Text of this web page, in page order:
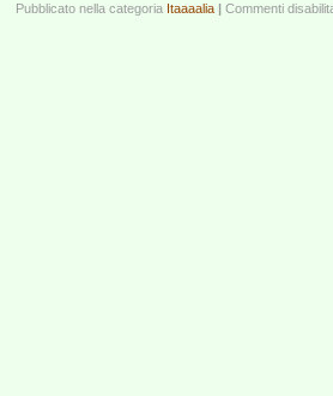
Pubblicato nella categoria Itaaaalia | Commenti